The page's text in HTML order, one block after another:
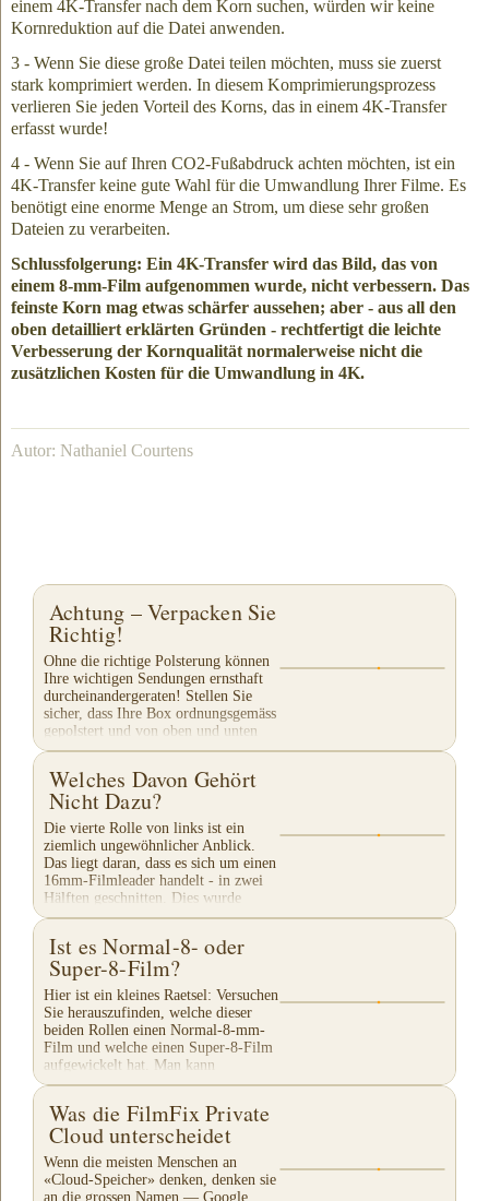
einem 4K-Transfer nach dem Korn suchen, würden wir keine
Kornreduktion auf die Datei anwenden.
3 - Wenn Sie diese große Datei teilen möchten, muss sie zuerst
stark komprimiert werden. In diesem Komprimierungsprozess
verlieren Sie jeden Vorteil des Korns, das in einem 4K-Transfer
erfasst wurde!
4 - Wenn Sie auf Ihren CO2-Fußabdruck achten möchten, ist ein
4K-Transfer keine gute Wahl für die Umwandlung Ihrer Filme. Es
benötigt eine enorme Menge an Strom, um diese sehr großen
Dateien zu verarbeiten.
Schlussfolgerung: Ein 4K-Transfer wird das Bild, das von
einem 8-mm-Film aufgenommen wurde, nicht verbessern. Das
feinste Korn mag etwas schärfer aussehen; aber - aus all den
oben detailliert erklärten Gründen - rechtfertigt die leichte
Verbesserung der Kornqualität normalerweise nicht die
zusätzlichen Kosten für die Umwandlung in 4K.
Autor: Nathaniel Courtens
Achtung – Verpacken Sie
Richtig!
Ohne die richtige Polsterung können
Ihre wichtigen Sendungen ernsthaft
durcheinandergeraten! Stellen Sie
sicher, dass Ihre Box ordnungsgemäss
gepolstert und von oben und unten
mit Klebeband...
Welches Davon Gehört
Nicht Dazu?
Die vierte Rolle von links ist ein
ziemlich ungewöhnlicher Anblick.
Das liegt daran, dass es sich um einen
16mm-Filmleader handelt - in zwei
Hälften geschnitten. Dies wurde
manchmal mit...
Ist es Normal-8- oder
Super-8-Film?
Hier ist ein kleines Raetsel: Versuchen
Sie herauszufinden, welche dieser
beiden Rollen einen Normal-8-mm-
Film und welche einen Super-8-Film
aufgewickelt hat. Man kann
bestimmen, welche Art...
Was die FilmFix Private
Cloud unterscheidet
Wenn die meisten Menschen an
«Cloud-Speicher» denken, denken sie
an die grossen Namen — Google